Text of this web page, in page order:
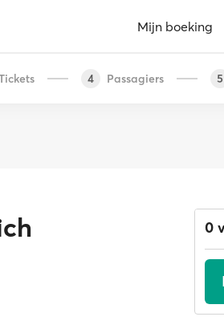
Mijn boeking
4 Passagiers 5
0